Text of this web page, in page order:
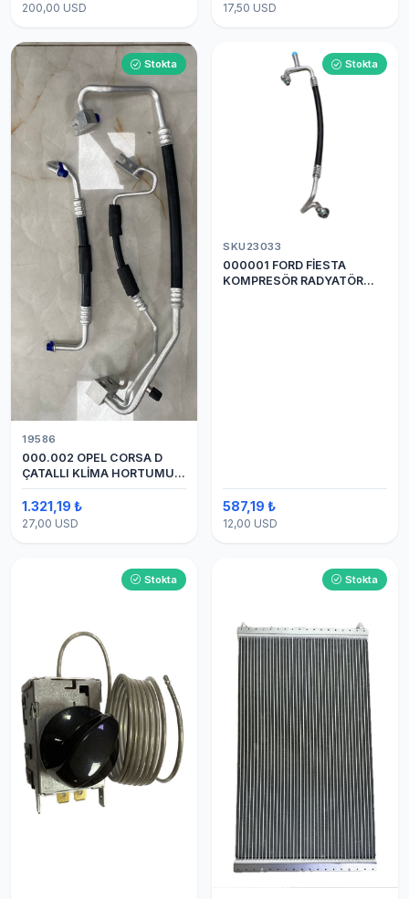
200,00 USD 17,50 USD
Stokta
19586
000.002 OPEL CORSA D
ÇATALLI KLİMA HORTUMU
(OEM:1320335)
1.321,19 ₺
27,00 USD
Stokta
SKU23033
000001 FORD FİESTA
KOMPRESÖR RADYATÖR
587,19 ₺
12,00 USD
Stokta Stokta